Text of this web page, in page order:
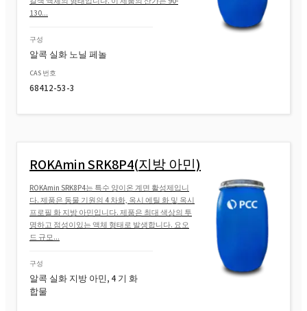
130...
구성
알콕 실화 노닐 페놀
CAS 번호
68412-53-3
ROKAmin SRK8P4(지방 아민)
ROKAmin SRK8P4는 특수 양이온 계면 활성제입니
다. 제품은 동물 기원의 4 차화, 옥시 에틸 화 및 옥시
프로필 화 지방 아민입니다. 제품은 최대 색상의 투
명하고 점성이있는 액체 형태로 발생합니다. 요오
드 규모...
구성
알콕 실화 지방 아민, 4 기 화
합물